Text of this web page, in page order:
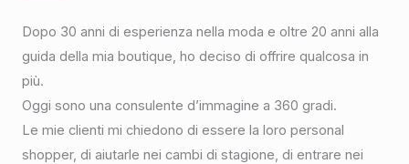
Dopo 30 anni di esperienza nella moda e oltre 20 anni alla
guida della mia boutique, ho deciso di offrire qualcosa in
più.
Oggi sono una consulente d’immagine a 360 gradi.
Le mie clienti mi chiedono di essere la loro personal
shopper, di aiutarle nei cambi di stagione, di entrare nei